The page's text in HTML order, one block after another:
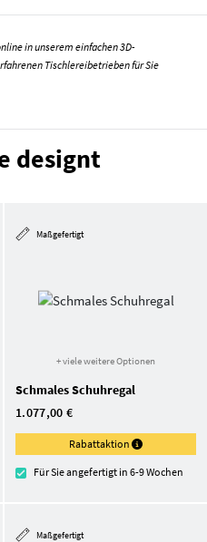
in unserem einfachen 3D-
Tischlereibetrieben für Sie
designt
Maßgefertigt
+ viele weitere Optionen
Schmales Schuhregal
1.077,00 €
Rabattaktion
Für Sie angefertigt in 6-9 Wochen
Maßgefertigt